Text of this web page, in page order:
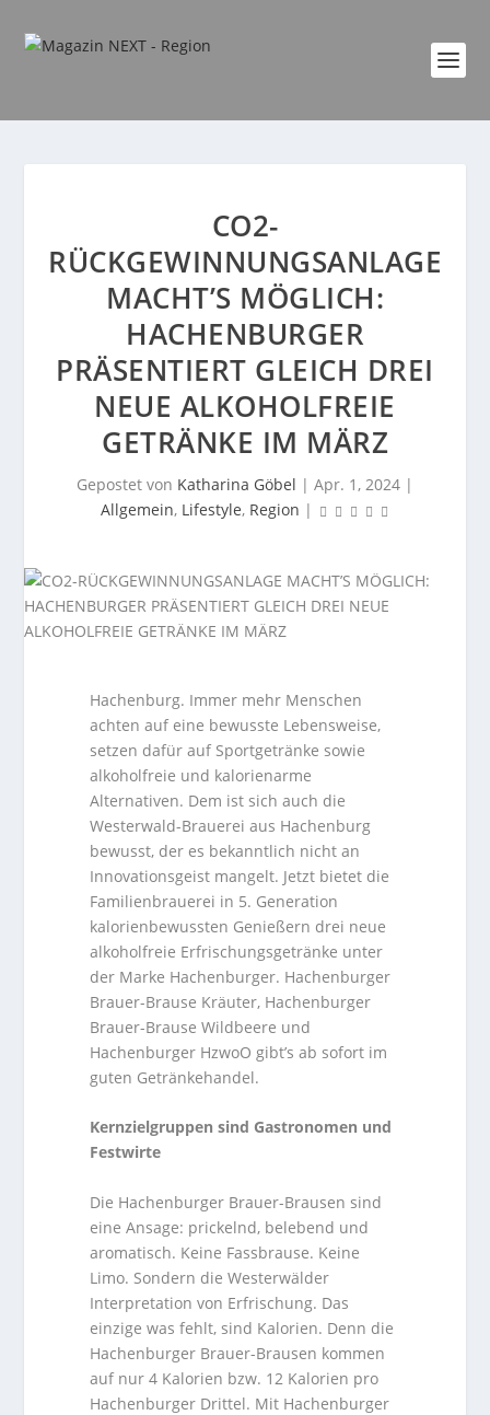
CO2-
RÜCKGEWINNUNGSANLAGE
MACHT’S MÖGLICH:
HACHENBURGER
PRÄSENTIERT GLEICH DREI
NEUE ALKOHOLFREIE
GETRÄNKE IM MÄRZ
Gepostet von Katharina Göbel | Apr. 1, 2024 |
Allgemein, Lifestyle, Region |
Hachenburg. Immer mehr Menschen
achten auf eine bewusste Lebensweise,
setzen dafür auf Sportgetränke sowie
alkoholfreie und kalorienarme
Alternativen. Dem ist sich auch die
Westerwald-Brauerei aus Hachenburg
bewusst, der es bekanntlich nicht an
Innovationsgeist mangelt. Jetzt bietet die
Familienbrauerei in 5. Generation
kalorienbewussten Genießern drei neue
alkoholfreie Erfrischungsgetränke unter
der Marke Hachenburger. Hachenburger
Brauer-Brause Kräuter, Hachenburger
Brauer-Brause Wildbeere und
Hachenburger HzwoO gibt’s ab sofort im
guten Getränkehandel.
Kernzielgruppen sind Gastronomen und
Festwirte
Die Hachenburger Brauer-Brausen sind
eine Ansage: prickelnd, belebend und
aromatisch. Keine Fassbrause. Keine
Limo. Sondern die Westerwälder
Interpretation von Erfrischung. Das
einzige was fehlt, sind Kalorien. Denn die
Hachenburger Brauer-Brausen kommen
auf nur 4 Kalorien bzw. 12 Kalorien pro
Hachenburger Drittel. Mit Hachenburger